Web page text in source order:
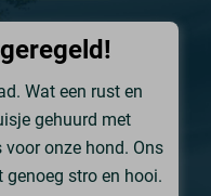
Wat een rust en
gehuurd met
onze hond. Ons
stro en hooi.